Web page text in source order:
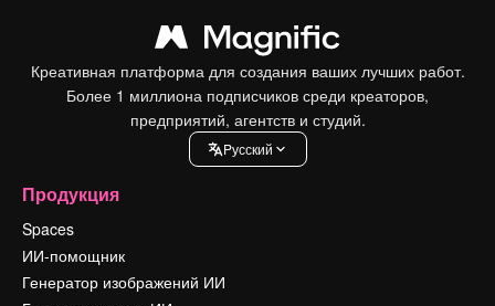
Креативная платформа для создания ваших лучших работ.
Более 1 миллиона подписчиков среди креаторов,
предприятий, агентств и студий.
Pусский
Продукция
Spaces
ИИ-помощник
Генератор изображений ИИ